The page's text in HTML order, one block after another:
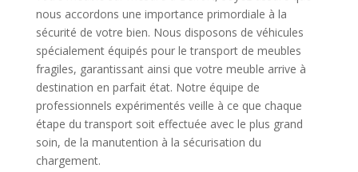
nous accordons une importance primordiale à la
sécurité de votre bien. Nous disposons de véhicules
spécialement équipés pour le transport de meubles
fragiles, garantissant ainsi que votre meuble arrive à
destination en parfait état. Notre équipe de
professionnels expérimentés veille à ce que chaque
étape du transport soit effectuée avec le plus grand
soin, de la manutention à la sécurisation du
chargement.